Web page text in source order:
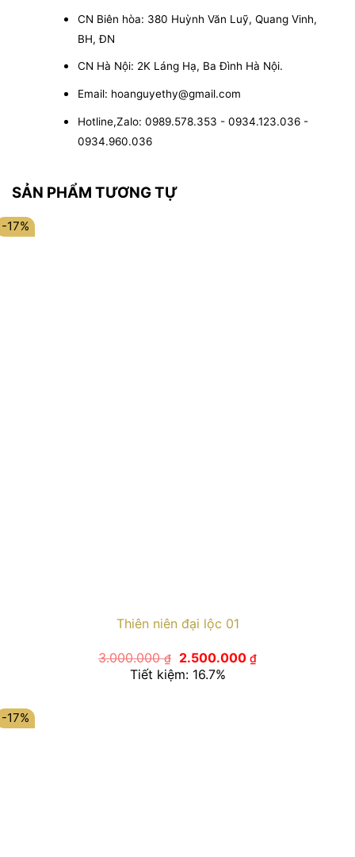
CN Biên hòa: 380 Huỳnh Văn Luỹ, Quang Vinh,
BH, ĐN
CN Hà Nội: 2K Láng Hạ, Ba Đình Hà Nội.
Email: hoanguyethy@gmail.com
Hotline,Zalo: 0989.578.353 - 0934.123.036 -
0934.960.036
SẢN PHẨM TƯƠNG TỰ
-17%
Thiên niên đại lộc 01
3.000.000₫
Giá
gốc
là:
2.500.000 ₫Giá
hiện
Tiết kiệm: 16.7%
-17%